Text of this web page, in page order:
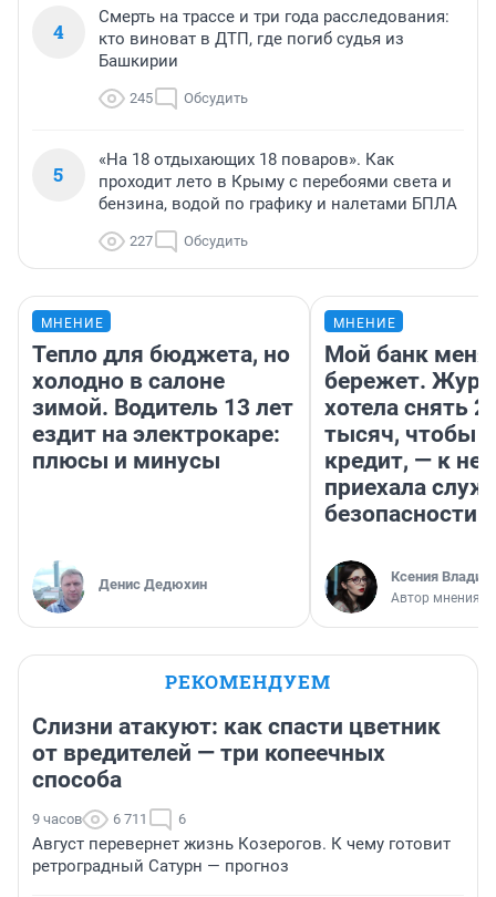
4
Смерть на трассе и три года расследования:
кто виноват в ДТП, где погиб судья из
Башкирии
245 Обсудить
5
«На 18 отдыхающих 18 поваров». Как
проходит лето в Крыму с перебоями света и
бензина, водой по графику и налетами БПЛА
227 Обсудить
МНЕНИЕ
Тепло для бюджета, но
холодно в салоне
зимой. Водитель 13 лет
ездит на электрокаре:
плюсы и минусы
Денис Дедюхин
МНЕНИЕ
Мой банк меня
бережет.
хотела снять
тысяч, чтобы
кредит, — к
приехала
безопасности
Ксения
Автор мнения
РЕКОМЕНДУЕМ
Слизни атакуют: как спасти цветник
от вредителей — три копеечных
способа
9 часов 6 711 6
Август перевернет жизнь Козерогов. К чему готовит
ретроградный Сатурн — прогноз